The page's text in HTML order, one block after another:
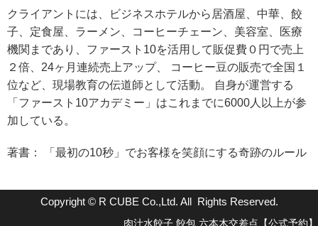
クライアントには、ビジネスホテルから居酒屋、中華、餃
子、定食屋、ラーメン、コーヒーチェーン、美容室、医療
機関まであり、ファースト10を活用して販促費０円で売上
２倍、24ヶ月連続売上アップ、 コーヒー豆の販売で全国１
位など、現場教育の伝道師として活動。 自身が運営する
「ファースト10アカデミー」はこれまでに6000人以上が参
加している。
著書： 「最初の10秒」でお客様を笑顔にする奇跡のルール
Copyright © R CUBE Co.,Ltd. All Rights Reserved.
肉汁水餃子 餃包 六本木交差点【公式予約】